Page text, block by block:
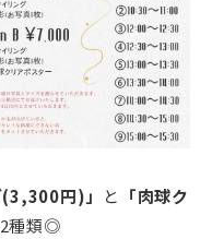
円)」 と 「肉球ク
種類◎